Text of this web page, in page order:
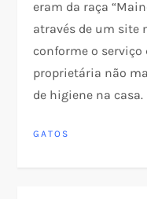
eram da raça
através de um site
conforme o serviço
proprietária não
de higiene na casa.
GATOS